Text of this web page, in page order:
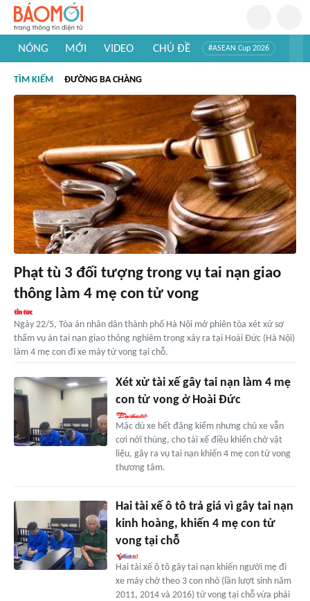
NÓNG MỚI VIDEO CHỦ ĐỀ #ASEAN Cup 2026
#Khám phá thế giới
TÌM KIẾM ĐƯỜNG BA CHÀNG
Phạt tù 3 đối tượng trong vụ tai nạn giao
thông làm 4 mẹ con tử vong
Ngày 22/5, Tòa án nhân dân thành phố Hà Nội mở phiên tòa xét xử sơ
thẩm vụ án tai nạn giao thông nghiêm trọng xảy ra tại Hoài Đức (Hà Nội)
làm 4 mẹ con đi xe máy tử vong tại chỗ.
Xét xử tài xế gây tai nạn làm 4 mẹ
con tử vong ở Hoài Đức
Mặc dù xe hết đăng kiểm nhưng chủ xe vẫn
cơi nới thùng, cho tài xế điều khiển chở vật
liệu, gây ra vụ tai nạn khiến 4 mẹ con tử vong
thương tâm.
Hai tài xế ô tô trả giá vì gây tai nạn
kinh hoàng, khiến 4 mẹ con tử
vong tại chỗ
Hai tài xế ô tô gây tai nạn khiến người mẹ đi
xe máy chở theo 3 con nhỏ (lần lượt sinh năm
2011, 2014 và 2016) tử vong tại chỗ vừa phải